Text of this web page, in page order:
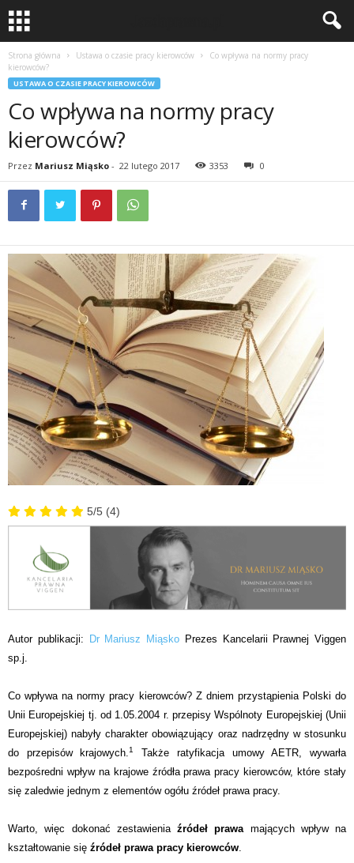
Strona główna Ustawa o czasie pracy kierowców
Co wpływa na normy pracy
kierowców?
USTAWA O CZASIE PRACY KIEROWCÓW
Co wpływa na normy pracy
kierowców?
Przez Mariusz Miąsko - 22 lutego 2017 3353 0
5/5 (4)
Autor publikacji: Dr Mariusz Miąsko Prezes Kancelarii Prawnej Viggen
sp.j.
Co wpływa na normy pracy kierowców? Z dniem przystąpienia Polski do
Unii Europejskiej tj. od 1.05.2004 r. przepisy Wspólnoty Europejskiej (Unii
Europejskiej) nabyły charakter obowiązujący oraz nadrzędny w stosunku
do przepisów krajowych.1
Także ratyfikacja umowy AETR, wywarła
bezpośredni wpływ na krajowe źródła prawa pracy kierowców, które stały
się zaledwie jednym z elementów ogółu źródeł prawa pracy.
Warto, więc dokonać zestawieniaźródeł prawamających wpływ na
kształtowanie się źródeł prawa pracy kierowców.